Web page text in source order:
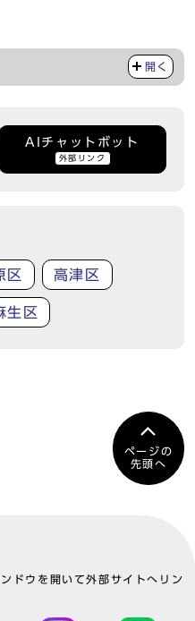
開く
AIチャットボット
外部リンク
区 高津区
生区
ページの
先頭へ
ドウを開いて外部サイトへリン